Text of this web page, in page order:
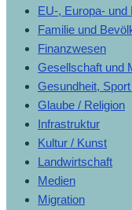
EU-, Europa- und
Familie und
Finanzwesen
Gesellschaft und
Gesundheit,
Glaube / Religion
Infrastruktur
Kultur / Kunst
Landwirtschaft
Medien
Migration